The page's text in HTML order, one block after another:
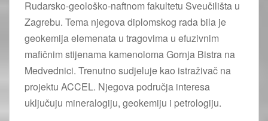
Rudarsko-geološko-naftnom fakultetu Sveučilišta u
Zagrebu. Tema njegova diplomskog rada bila je
geokemija elemenata u tragovima u efuzivnim
mafičnim stijenama kamenoloma Gornja Bistra na
Medvednici. Trenutno sudjeluje kao istraživač na
projektu ACCEL. Njegova područja interesa
uključuju mineralogiju, geokemiju i petrologiju.